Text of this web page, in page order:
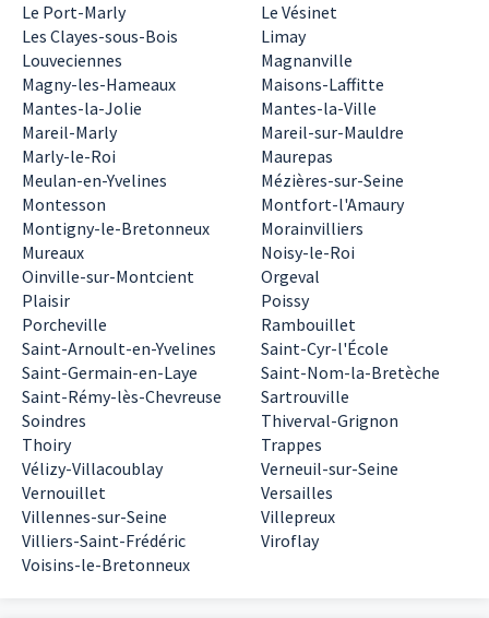
Le Port-Marly
Le Vésinet
Les Clayes-sous-Bois
Limay
Louveciennes
Magnanville
Magny-les-Hameaux
Maisons-Laffitte
Mantes-la-Jolie
Mantes-la-Ville
Mareil-Marly
Mareil-sur-Mauldre
Marly-le-Roi
Maurepas
Meulan-en-Yvelines
Mézières-sur-Seine
Montesson
Montfort-l'Amaury
Montigny-le-Bretonneux
Morainvilliers
Mureaux
Noisy-le-Roi
Oinville-sur-Montcient
Orgeval
Plaisir
Poissy
Porcheville
Rambouillet
Saint-Arnoult-en-Yvelines
Saint-Cyr-l'École
Saint-Germain-en-Laye
Saint-Nom-la-Bretèche
Saint-Rémy-lès-Chevreuse
Sartrouville
Soindres
Thiverval-Grignon
Thoiry
Trappes
Vélizy-Villacoublay
Verneuil-sur-Seine
Vernouillet
Versailles
Villennes-sur-Seine
Villepreux
Villiers-Saint-Frédéric
Viroflay
Voisins-le-Bretonneux